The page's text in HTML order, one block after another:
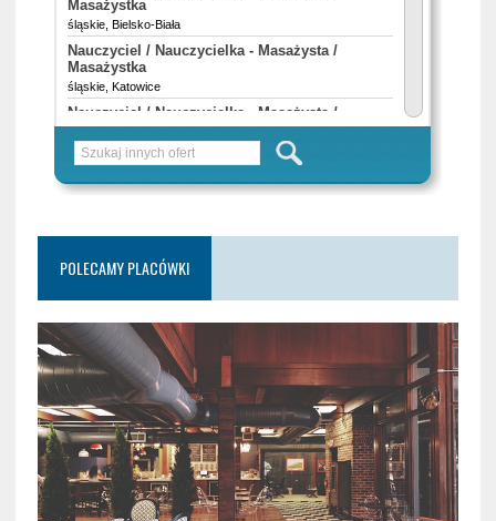
POLECAMY PLACÓWKI